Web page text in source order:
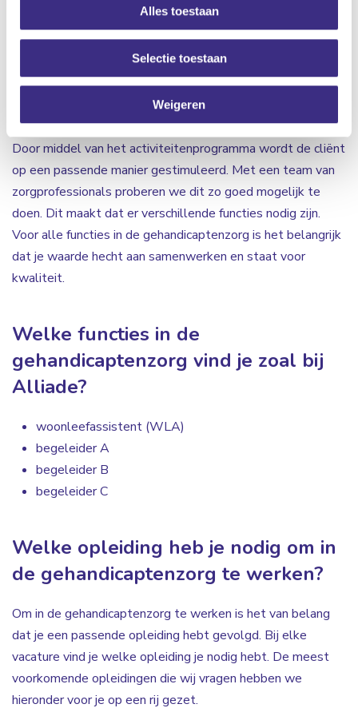
Alles toestaan
Selectie toestaan
Weigeren
cliënten kunnen ondersteunen en begeleiden zodat
moeilijke situaties omgebogen worden naar kansen. Ook
ondersteun je bij Algemene Dagelijkse Levensverrichtingen
(ADL). De cliënten worden hierbij gemotiveerd om veel
zelf te proberen. Verder is het ondersteunen bij de
vrijetijdsinvulling één van de taken in de gehandicaptenzorg.
Door middel van het activiteitenprogramma wordt de cliënt
op een passende manier gestimuleerd. Met een team van
zorgprofessionals proberen we dit zo goed mogelijk te
doen. Dit maakt dat er verschillende functies nodig zijn.
Voor alle functies in de gehandicaptenzorg is het belangrijk
dat je waarde hecht aan samenwerken en staat voor
kwaliteit.
Welke functies in de
gehandicaptenzorg vind je zoal bij
Alliade?
woonleefassistent (WLA)
begeleider A
begeleider B
begeleider C
Welke opleiding heb je nodig om in
de gehandicaptenzorg te werken?
Om in de gehandicaptenzorg te werken is het van belang
dat je een passende opleiding hebt gevolgd. Bij elke
vacature vind je welke opleiding je nodig hebt. De meest
voorkomende opleidingen die wij vragen hebben we
hieronder voor je op een rij gezet.